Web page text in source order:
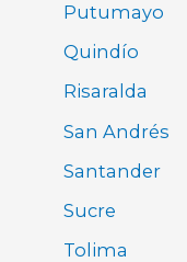
Putumayo
Quindío
Risaralda
San Andrés
Santander
Sucre
Tolima